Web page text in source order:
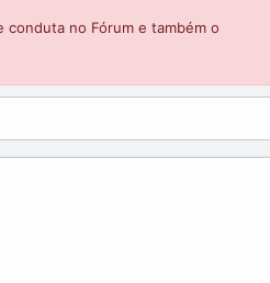
no Fórum e também o